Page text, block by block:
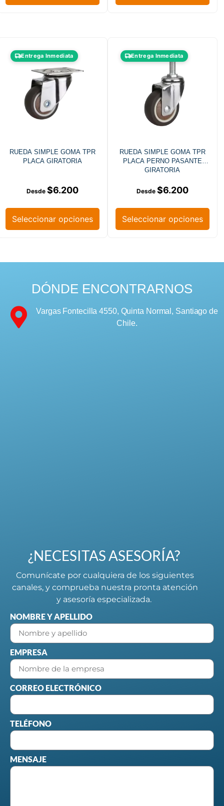
Entrega Inmediata
RUEDA SIMPLE GOMA TPR
PLACA GIRATORIA
$6.200
Seleccionar opciones
Entrega Inmediata
RUEDA SIMPLE GOMA TPR
PLACA PERNO PASANTE
GIRATORIA
$6.200
Seleccionar opciones
DÓNDE ENCONTRARNOS
Vargas Fontecilla 4550, Quinta Normal, Santiago de
Chile.
¿NECESITAS ASESORÍA?
Comunícate por cualquiera de los siguientes
canales, y comprueba nuestra pronta atención
y asesoría especializada.
NOMBRE Y APELLIDO
EMPRESA
CORREO ELECTRÓNICO
TELÉFONO
MENSAJE